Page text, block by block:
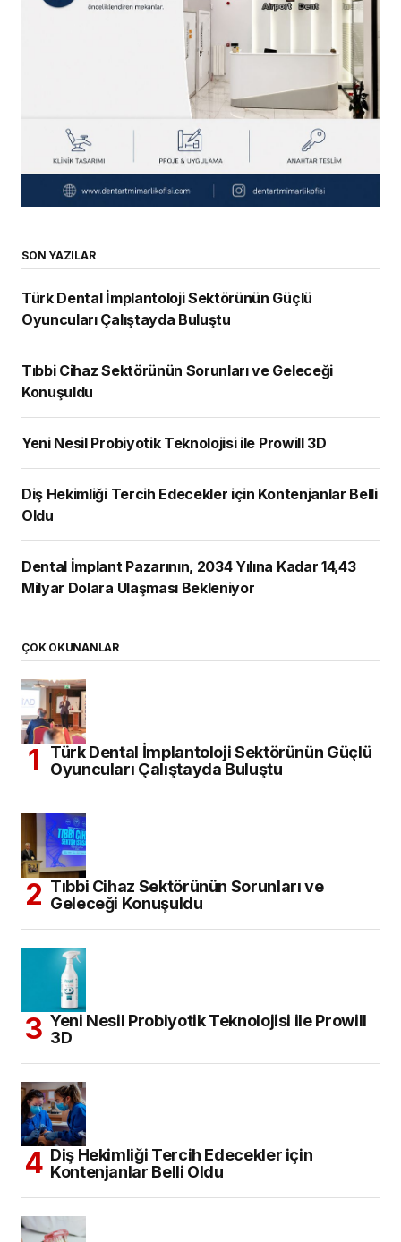
SON YAZILAR
Türk Dental İmplantoloji Sektörünün Güçlü
Oyuncuları Çalıştayda Buluştu
Tıbbi Cihaz Sektörünün Sorunları ve Geleceği
Konuşuldu
Yeni Nesil Probiyotik Teknolojisi ile Prowill 3D
Diş Hekimliği Tercih Edecekler için Kontenjanlar Belli
Oldu
Dental İmplant Pazarının, 2034 Yılına Kadar 14,43
Milyar Dolara Ulaşması Bekleniyor
ÇOK OKUNANLAR
Türk Dental İmplantoloji Sektörünün Güçlü
Oyuncuları Çalıştayda Buluştu
Tıbbi Cihaz Sektörünün Sorunları ve
Geleceği Konuşuldu
Yeni Nesil Probiyotik Teknolojisi ile Prowill
3D
Diş Hekimliği Tercih Edecekler için
Kontenjanlar Belli Oldu